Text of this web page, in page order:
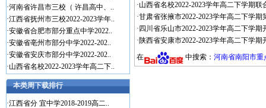
·河南省许昌市三校（ 许昌高中、..
·江西省抚州市三校2022-2023学年..
·安徽省合肥市部分重点中学2022..
·安徽省亳州市部分中学2022-202..
·安徽省安庆市部分中学2022-202..
·山西省名校2022-2023学年高二下..
本类周下载排行
·江西省分 宜中学2018-2019高二..
·山西省名校2022-2023学年高二下学期
·甘肃省张掖市2022-2023学年高二下学
· 四川省乐山市2022-2023学年高二下学
·陕西省安康市2022-2023学年高二下学
在
中搜索： 河南省南阳市重